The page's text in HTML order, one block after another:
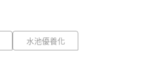
水池優養化